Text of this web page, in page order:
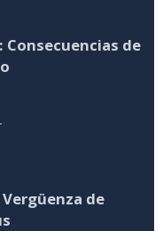
Consecuencias de
de